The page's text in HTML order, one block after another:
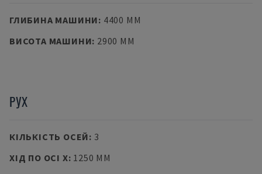
ГЛИБИНА МАШИНИ: 4400 MM
ВИСОТА МАШИНИ: 2900 MM
РУХ
КІЛЬКІСТЬ ОСЕЙ: 3
ХІД ПО ОСІ X: 1250 MM